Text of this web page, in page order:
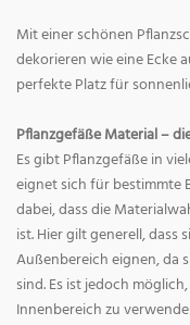
Mit einer schönen
dekorieren wie eine Ecke
perfekte Platz für
Pflanzgefäße Material –
Es gibt Pflanzgefäße in
eignet sich für bestimmte
dabei, dass die
ist. Hier gilt generell,
Außenbereich eignen, da
sind. Es ist jedoch
Innenbereich zu